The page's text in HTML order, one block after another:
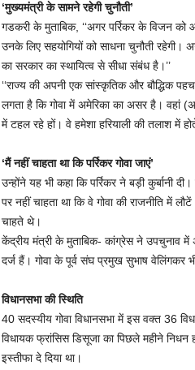
‘मुख्यमंत्री के सामने रहेगी चुनौती’
गडकरी के मुताबिक, ‘‘अगर पर्रिकर के विजन
उनके लिए सहयोगियों को साधना चुनौती रहेगी।
का सरकार का स्थायित्व से सीधा संबंध है।’’
‘‘राज्य की अपनी एक सांस्कृतिक और बौद्धिक
लगता है कि गोवा में अमेरिका का असर है। वहां
में टहल रहे हों। वे हमेशा हरियाली की तलाश में
‘मैं नहीं चाहता था कि पर्रिकर गोवा जाएं’
उन्होंने यह भी कहा कि पर्रिकर ने बड़ी कुर्बानी
पर नहीं चाहता था कि वे गोवा की राजनीति में
चाहते थे।
केंद्रीय मंत्री के मुताबिक- कांग्रेस ने उपचुनाव में
दर्ज हैं। गोवा के पूर्व संघ प्रमुख सुभाष वेलिंगकर
विधानसभा की स्थिति
40 सदस्यीय गोवा विधानसभा में इस वक्त 36
विधायक फ्रांसिस डिसूजा का पिछले महीने
इस्तीफा दे दिया था।